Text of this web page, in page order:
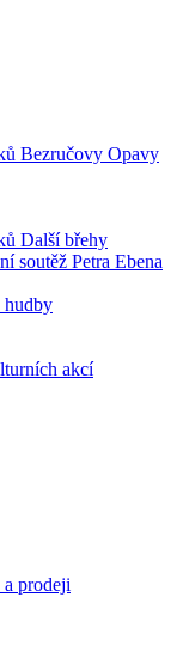
Bezručovy Opavy
Další břehy
soutěž Petra Ebena
hudby
akcí
a prodeji